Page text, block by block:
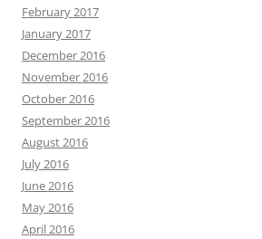
February 2017
January 2017
December 2016
November 2016
October 2016
September 2016
August 2016
July 2016
June 2016
May 2016
April 2016